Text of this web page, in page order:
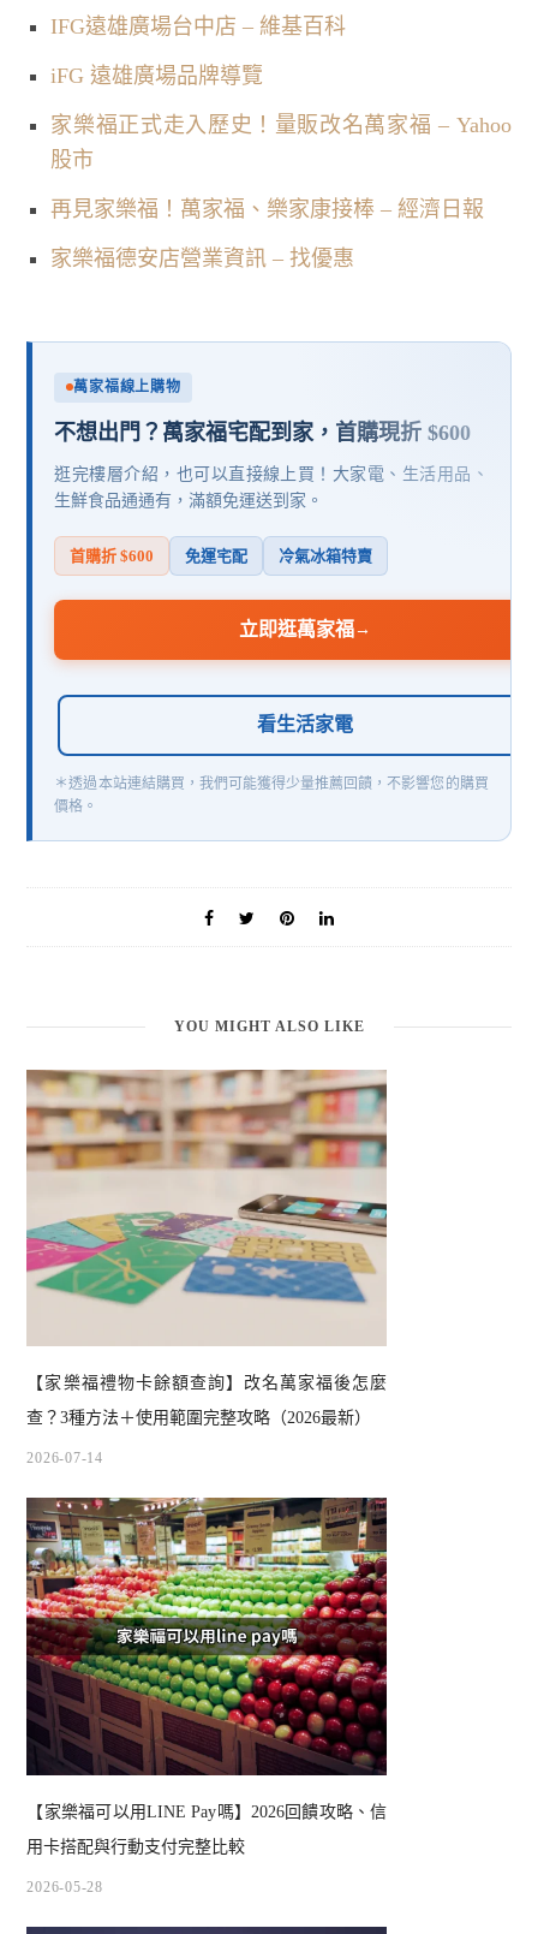
IFG遠雄廣場台中店 – 維基百科
iFG 遠雄廣場品牌導覽
家樂福正式走入歷史！量販改名萬家福 – Yahoo
股市
再見家樂福！萬家福、樂家康接棒 – 經濟日報
家樂福德安店營業資訊 – 找優惠
萬家福線上購物
不想出門？萬家福宅配到家，首購現折 $600
逛完樓層介紹，也可以直接線上買！大家電、生活用品、
生鮮食品通通有，滿額免運送到家。
首購折 $600 免運宅配 冷氣冰箱特賣
立即逛萬家福→
看生活家電
＊透過本站連結購買，我們可能獲得少量推薦回饋，不影響您的購買
價格。
YOU MIGHT ALSO LIKE
【家樂福禮物卡餘額查詢】改名萬家福後怎麼
查？3種方法＋使用範圍完整攻略（2026最新）
2026-07-14
【家樂福可以用LINE Pay嗎】2026回饋攻略、信
用卡搭配與行動支付完整比較
2026-05-28